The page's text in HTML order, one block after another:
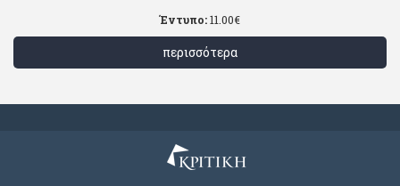
Έντυπο:11.00€
περισσότερα